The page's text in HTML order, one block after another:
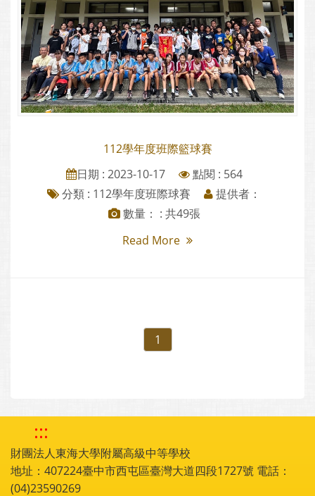
112學年度班際籃球賽
日期 : 2023-10-17
點閱 : 564
分類 : 112學年度班際球賽
提供者：
數量： : 共49張
Read More
1
:::
財團法人東海大學附屬高級中等學校
地址：407224臺中市西屯區臺灣大道四段1727號 電話：
(04)23590269